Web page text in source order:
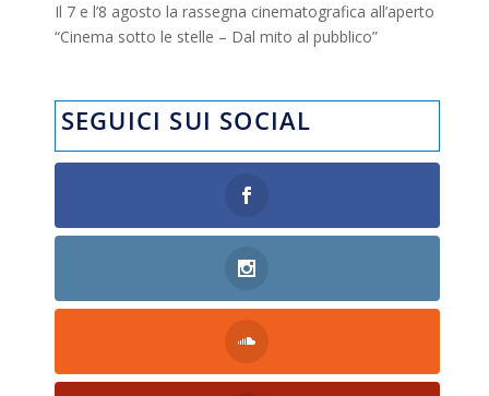
Il 7 e l’8 agosto la rassegna cinematografica all’aperto
“Cinema sotto le stelle – Dal mito al pubblico”
SEGUICI SUI SOCIAL